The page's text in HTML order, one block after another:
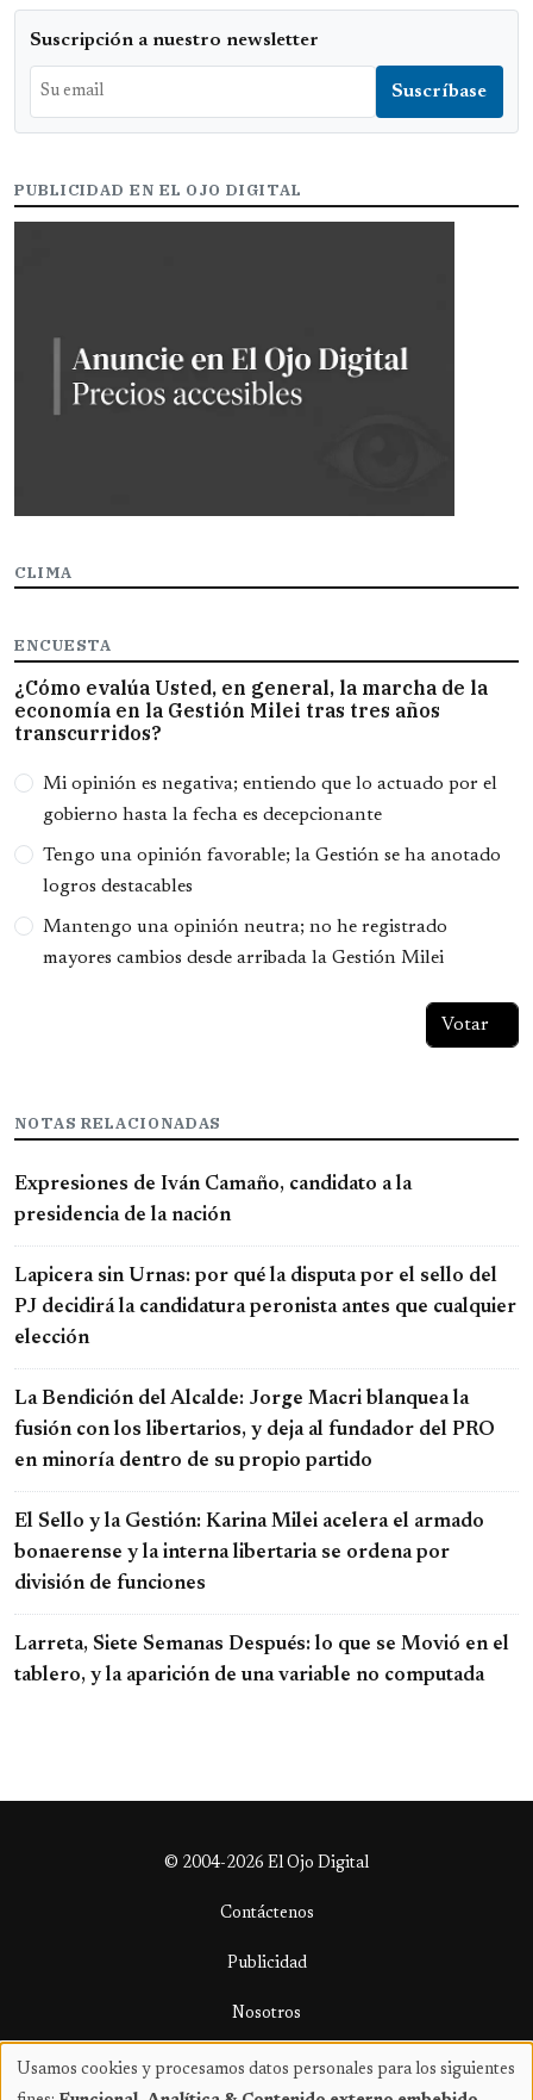
Suscripción a nuestro newsletter
PUBLICIDAD EN EL OJO DIGITAL
CLIMA
ENCUESTA
¿Cómo evalúa Usted, en general, la marcha de la
economía en la Gestión Milei tras tres años
transcurridos?
Opciones
Mi opinión es negativa; entiendo que lo actuado por el
gobierno hasta la fecha es decepcionante
Tengo una opinión favorable; la Gestión se ha anotado
logros destacables
Mantengo una opinión neutra; no he registrado
mayores cambios desde arribada la Gestión Milei
NOTAS RELACIONADAS
Expresiones de Iván Camaño, candidato a la
presidencia de la nación
Lapicera sin Urnas: por qué la disputa por el sello del
PJ decidirá la candidatura peronista antes que cualquier
elección
La Bendición del Alcalde: Jorge Macri blanquea la
fusión con los libertarios, y deja al fundador del PRO
en minoría dentro de su propio partido
El Sello y la Gestión: Karina Milei acelera el armado
bonaerense y la interna libertaria se ordena por
división de funciones
Larreta, Siete Semanas Después: lo que se Movió en el
tablero, y la aparición de una variable no computada
© 2004-2026 El Ojo Digital
Contáctenos
Publicidad
Nosotros
Términos y condiciones
Uso
Usamos cookies y procesamos datos personales para los siguientes